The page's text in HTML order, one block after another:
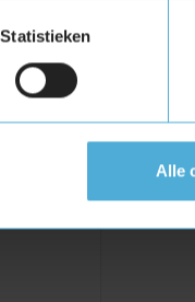
Statistieken
Alle